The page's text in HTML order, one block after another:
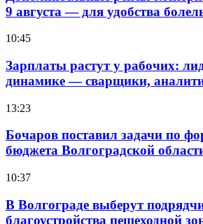
9 августа — для удобства
10:45
Зарплаты растут у рабочих:
динамике — сварщики,
13:23
Бочаров поставил задачи по
бюджета Волгоградской
10:37
В Волгограде выберут
благоустройства пешеходной